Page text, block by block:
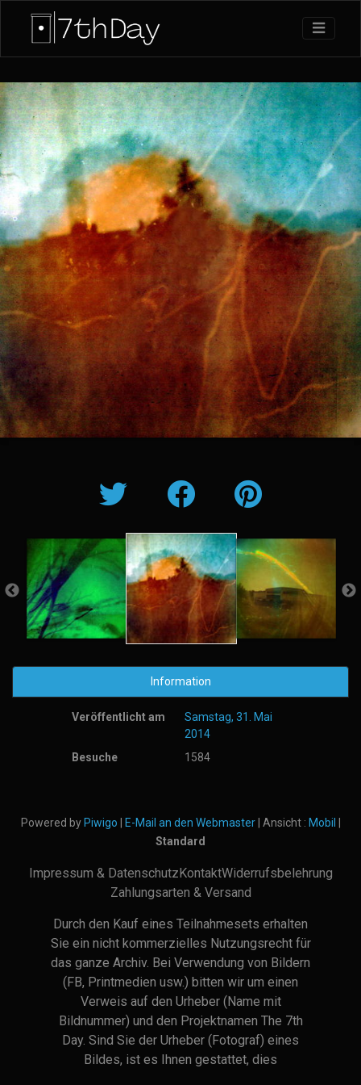
Information
Veröffentlicht am
Samstag, 31. Mai
2014
Besuche
1584
Powered byPiwigo | E-Mail an den Webmaster| Ansicht : Mobil |
Standard
Impressum & DatenschutzKontaktWiderrufsbelehrung
Zahlungsarten & Versand
Durch den Kauf eines Teilnahmesets erhalten
Sie ein nicht kommerzielles Nutzungsrecht für
das ganze Archiv. Bei Verwendung von Bildern
(FB, Printmedien usw.) bitten wir um einen
Verweis auf den Urheber (Name mit
Bildnummer) und den Projektnamen The 7th
Day. Sind Sie der Urheber (Fotograf) eines
Bildes, ist es Ihnen gestattet, dies